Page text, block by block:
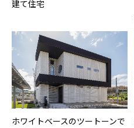
建て住宅
ホワイトベースのツートーンで